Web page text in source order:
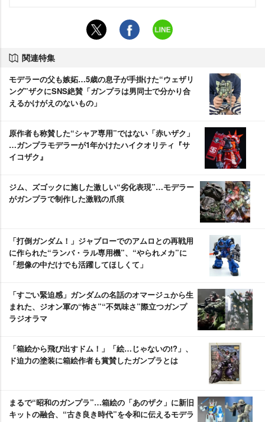
関連特集
モデラーの父も嫉妬…5歳の息子が手掛けた“ウェザリ
ング”ザクにSNS絶賛「ガンプラは男同士で分かり合
えるかけがえのないもの」
原作者も称賛した“シャア専用”ではない「赤いザク」
…ガンプラモデラーが1年かけたハイクオリティ『サ
イコザク』
ジム、ズゴックに施した激しい“劣化表現”…モデラー
がガンプラで制作した激戦の爪痕
「打倒ガンダム！」ジャブローでのアムロとの再戦用
に作られた“ランバ・ラル専用機”、“やられメカ”に
「想像の中だけでも活躍してほしくて」
「すごい緊迫感」ガンダムの名話のオマージュから生
まれた、ジオン軍の“怖さ”“不気味さ”際立つガンプ
ラジオラマ
「箱絵から飛び出すドム！」「絵…じゃないの!?」、
ド迫力の塗装に箱絵作者も賞賛したガンプラとは
まるで“昭和のガンプラ”…箱絵の「あのザク」に新旧
キットの融合、“古き良き時代”を令和に伝えるモデラ